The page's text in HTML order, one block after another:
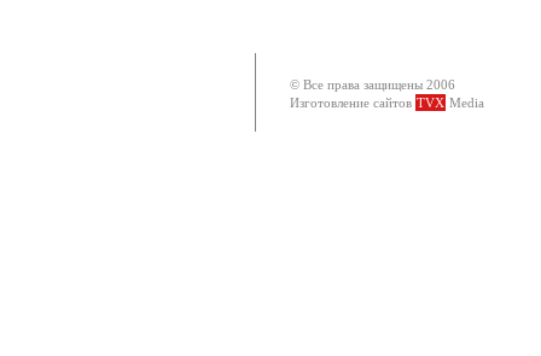
© Все права защищены 2006
Изготовление сайтов TVX Media